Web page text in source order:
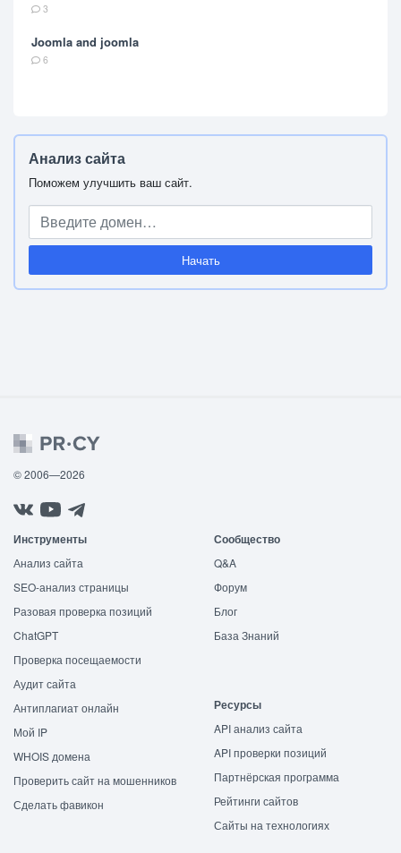
3
Joomla and joomla
6
Анализ сайта
Поможем улучшить ваш сайт.
Начать
© 2006—2026
Инструменты
Анализ сайта
SEO-анализ страницы
Разовая проверка позиций
ChatGPT
Проверка посещаемости
Аудит сайта
Антиплагиат онлайн
Мой IP
WHOIS домена
Проверить сайт на мошенников
Сделать фавикон
Сообщество
Q&A
Форум
Блог
База Знаний
Ресурсы
API анализ сайта
API проверки позиций
Партнёрская программа
Рейтинги сайтов
Сайты на технологиях